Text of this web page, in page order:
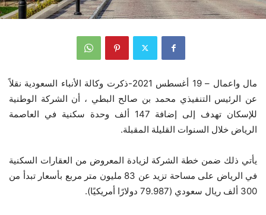
مال واعمال – 19 أغسطس 2021-ذكرت وكالة الأنباء السعودية نقلاً
عن الرئيس التنفيذي محمد بن صالح البطي ، أن الشركة الوطنية
للإسكان تهدف إلى إضافة 147 ألف وحدة سكنية في العاصمة
الرياض خلال السنوات القليلة المقبلة.
يأتي ذلك ضمن خطة الشركة لزيادة المعروض من العقارات السكنية
في الرياض على مساحة تزيد عن 83 مليون متر مربع بأسعار تبدأ من
300 ألف ريال سعودي (79.987 دولارًا أمريكيًا).